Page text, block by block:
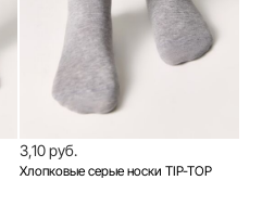
3,10 руб.
Хлопковые серые носки TIP-TOP